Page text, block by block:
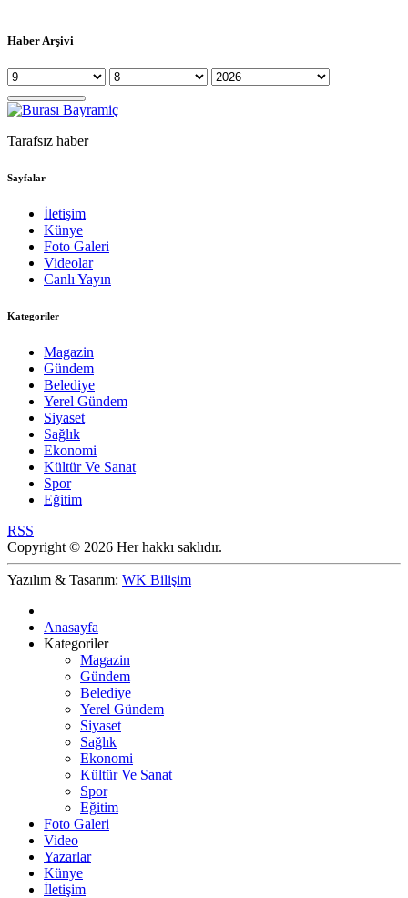
Haber Arşivi
Tarafsız haber
Sayfalar
İletişim
Künye
Foto Galeri
Videolar
Canlı Yayın
Kategoriler
Magazin
Gündem
Belediye
Yerel Gündem
Siyaset
Sağlık
Ekonomi
Kültür Ve Sanat
Spor
Eğitim
RSS
Copyright © 2026 Her hakkı saklıdır.
Yazılım & Tasarım: WK Bilişim
Anasayfa
Kategoriler
Magazin
Gündem
Belediye
Yerel Gündem
Siyaset
Sağlık
Ekonomi
Kültür Ve Sanat
Spor
Eğitim
Foto Galeri
Video
Yazarlar
Künye
İletişim